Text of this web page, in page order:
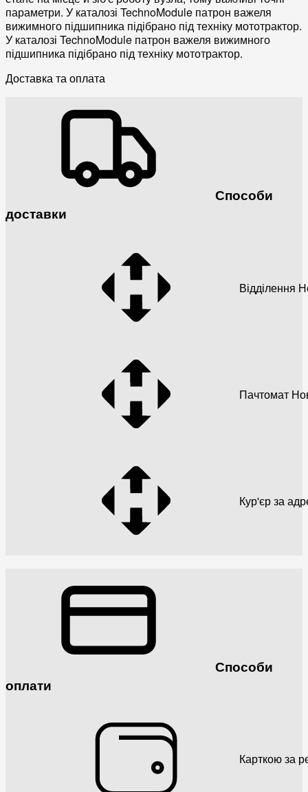
параметри. У каталозі TechnoModule патрон важеля
вижимного підшипника підібрано під техніку мототрактор.
У каталозі TechnoModule патрон важеля вижимного
підшипника підібрано під техніку мототрактор.
Доставка та оплата
Способи
доставки
Відділення
Пачтомат
Кур'єр за
Способи
оплати
Карткою за